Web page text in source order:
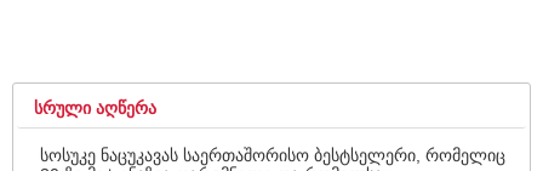
ᲡᲠᲣᲚᲘ ᲐᲦᲬᲔᲠᲐ
სოსუკე ნაცუკავას საერთაშორისო ბესტსელერი, რომელიც